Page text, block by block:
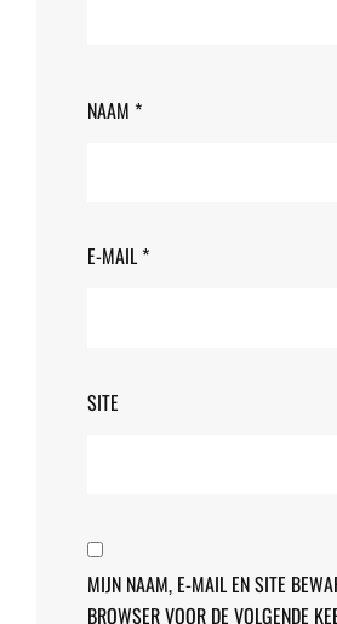
NAAM *
E-MAIL*
SITE
MIJN NAAM, E-MAIL EN SITE
BROWSER VOOR DE VOLGENDE